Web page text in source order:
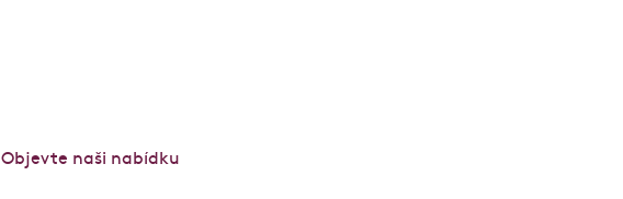
Objevte naši nabídku